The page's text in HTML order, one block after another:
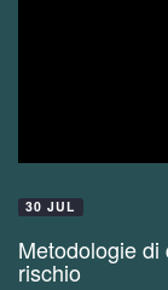
30 JUL
Metodologie
rischio